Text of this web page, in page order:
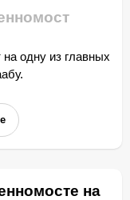
одну из главных
на